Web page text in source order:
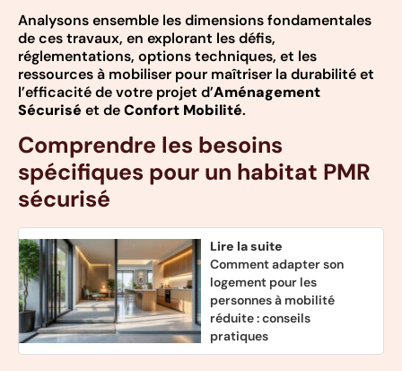
Analysons ensemble les dimensions fondamentales
de ces travaux, en explorant les défis,
réglementations, options techniques, et les
ressources à mobiliser pour maîtriser la durabilité et
l’efficacité de votre projet d’Aménagement
Sécurisé et deConfort Mobilité.
Comprendre les besoins
spécifiques pour un habitat PMR
sécurisé
Lire la suite
Comment adapter son
logement pour les
personnes à mobilité
réduite : conseils
pratiques